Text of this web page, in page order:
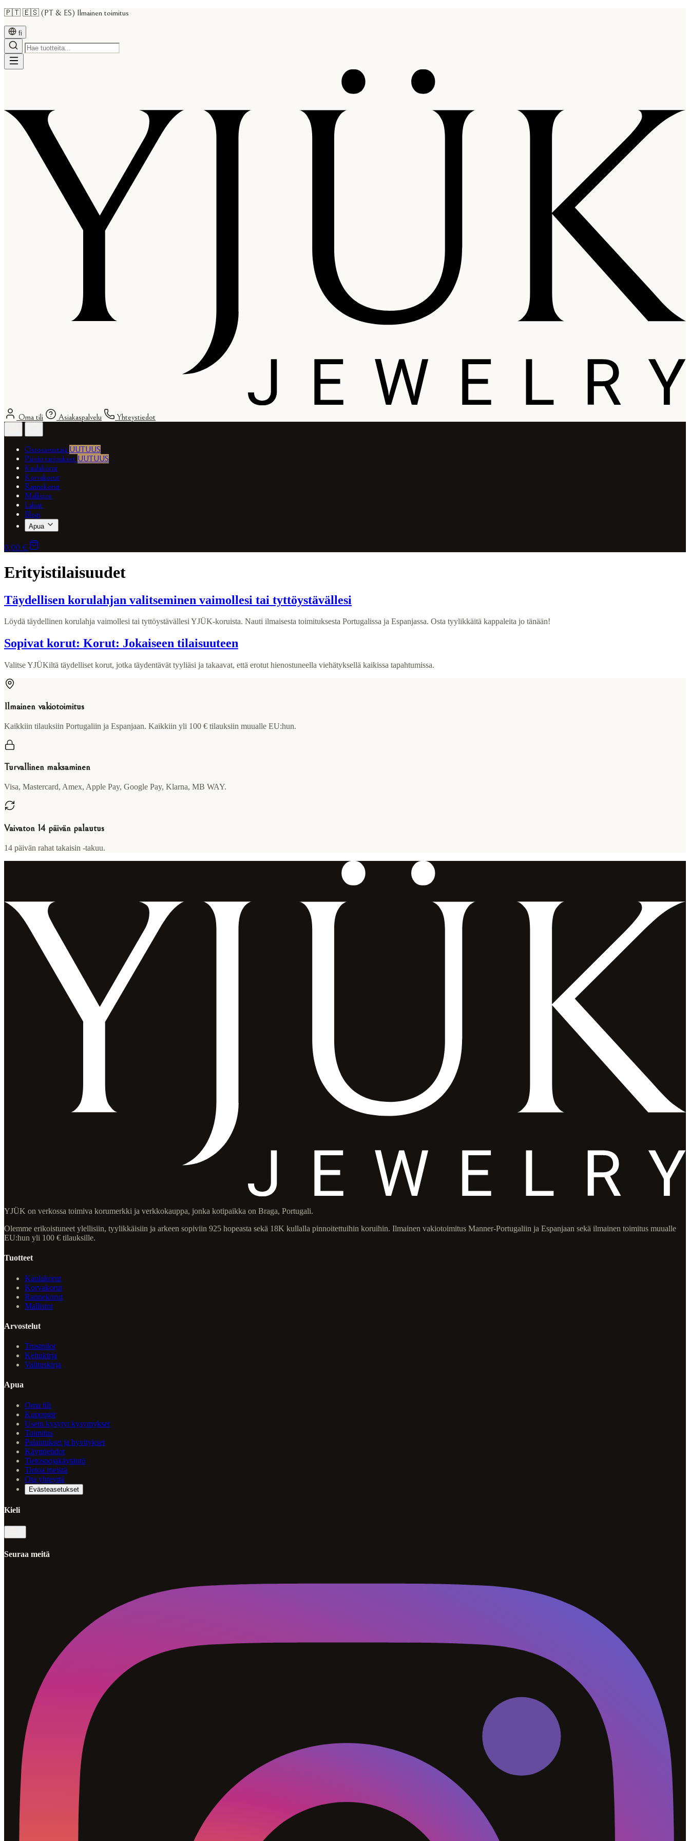
🇵🇹 🇪🇸 (PT & ES) Ilmainen toimitus
fi
Oma tili Asiakaspalvelu Yhteystiedot
Ostosavustaja UUTUUS
Päivän tarjoukset UUTUUS
Kaulakorut
Korvakorut
Rannekorut
Mallistot
Lahjat
Blogi
Apua
0,00 €
Erityistilaisuudet
Täydellisen korulahjan valitseminen vaimollesi tai tyttöystävällesi
Löydä täydellinen korulahja vaimollesi tai tyttöystävällesi YJÜK-koruista. Nauti ilmaisesta toimituksesta Portugalissa ja Espanjassa. Osta tyylikkäitä kappaleita jo tänään!
Sopivat korut: Korut: Jokaiseen tilaisuuteen
Valitse YJÜKiltä täydelliset korut, jotka täydentävät tyyliäsi ja takaavat, että erotut hienostuneella viehätyksellä kaikissa tapahtumissa.
Ilmainen vakiotoimitus
Kaikkiin tilauksiin Portugaliin ja Espanjaan. Kaikkiin yli 100 € tilauksiin muualle EU:hun.
Turvallinen maksaminen
Visa, Mastercard, Amex, Apple Pay, Google Pay, Klarna, MB WAY.
Vaivaton 14 päivän palautus
14 päivän rahat takaisin -takuu.
YJÜK on verkossa toimiva korumerkki ja verkkokauppa, jonka kotipaikka on Braga, Portugali.
Olemme erikoistuneet ylellisiin, tyylikkäisiin ja arkeen sopiviin 925 hopeasta sekä 18K kullalla pinnoitettuihin koruihin. Ilmainen vakiotoimitus Manner-Portugaliin ja Espanjaan sekä ilmainen toimitus muualle
EU:hun yli 100 € tilauksille.
Tuotteet
Kaulakorut
Korvakorut
Rannekorut
Mallistot
Arvostelut
Trustpilot
Kehukirja
Valituskirja
Apua
Oma tili
Kupongit
Usein kysytyt kysymykset
Toimitus
Palautukset ja hyvitykset
Käyttöehdot
Tietosuojakäytäntö
Tietoa meistä
Ota yhteyttä
Evästeasetukset
Kieli
Seuraa meitä